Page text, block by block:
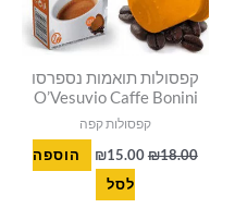
קפסולות תואמות נספרסו
O’Vesuvio Caffe Bonini
קפסולות קפה
₪18.00
₪15.00
הוספה
לסל